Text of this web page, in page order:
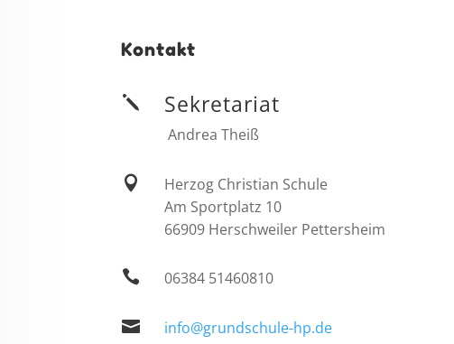
Kontakt
j Sekretariat
Andrea Theiß

Herzog Christian Schule
Am Sportplatz 10
66909 Herschweiler Pettersheim
 06384 51460810
 info@grundschule-hp.de